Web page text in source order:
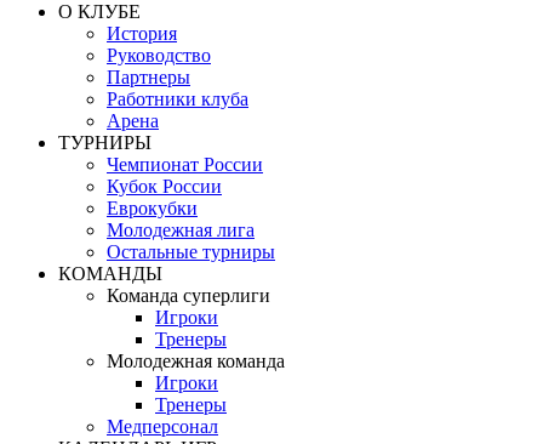
О КЛУБЕ
История
Руководство
Партнеры
Работники клуба
Арена
ТУРНИРЫ
Чемпионат России
Кубок России
Еврокубки
Молодежная лига
Остальные турниры
КОМАНДЫ
Команда суперлиги
Игроки
Тренеры
Молодежная команда
Игроки
Тренеры
Медперсонал